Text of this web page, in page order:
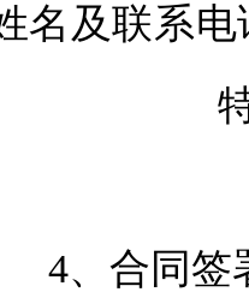
名及联系
要求，
签署